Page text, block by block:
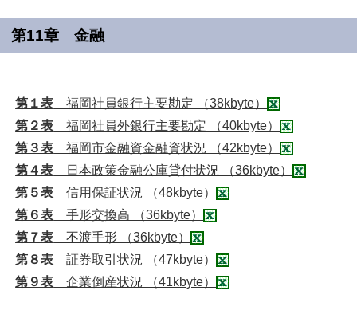
第11章 金融
第１表 福岡社員銀行主要勘定 （38kbyte）
第２表 福岡社員外銀行主要勘定 （40kbyte）
第３表 福岡市金融資金融資状況 （42kbyte）
第４表 日本政策金融公庫貸付状況 （36kbyte）
第５表 信用保証状況 （48kbyte）
第６表 手形交換高 （36kbyte）
第７表 不渡手形 （36kbyte）
第８表 証券取引状況 （47kbyte）
第９表 企業倒産状況 （41kbyte）